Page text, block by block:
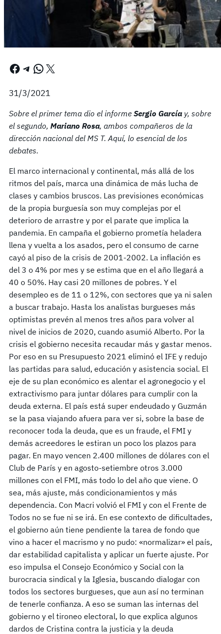
Facebook Telegram WhatsApp X
31/3/2021
Sobre el primer tema dio el informe Sergio García y, sobre
el segundo, Mariano Rosa, ambos compañeros de la
dirección nacional del MS T. Aquí, lo esencial de los
debates.
El marco internacional y continental, más allá de los
ritmos del país, marca una dinámica de más lucha de
clases y cambios bruscos. Las previsiones económicas
de la propia burguesía son muy complejas por el
deterioro de arrastre y por el parate que implica la
pandemia. En campaña el gobierno prometía heladera
llena y vuelta a los asados, pero el consumo de carne
cayó al piso de la crisis de 2001-2002. La inflación es
del 3 o 4% por mes y se estima que en el año llegará a
40 o 50%. Hay casi 20 millones de pobres. Y el
desempleo es de 11 o 12%, con sectores que ya ni salen
a buscar trabajo. Hasta los analistas burgueses más
optimistas prevén al menos tres años para volver al
nivel de inicios de 2020, cuando asumió Alberto. Por la
crisis el gobierno necesita recaudar más y gastar menos.
Por eso en su Presupuesto 2021 eliminó el IFE y redujo
las partidas para salud, educación y asistencia social. El
eje de su plan económico es alentar el agronegocio y el
extractivismo para juntar dólares para cumplir con la
deuda externa. El país está super endeudado y Guzmán
se la pasa viajando afuera para ver si, sobre la base de
reconocer toda la deuda, que es un fraude, el FMI y
demás acreedores le estiran un poco los plazos para
pagar. En mayo vencen 2.400 millones de dólares con el
Club de París y en agosto-setiembre otros 3.000
millones con el FMI, más todo lo del año que viene. O
sea, más ajuste, más condicionamientos y más
dependencia. Con Macri volvió el FMI y con el Frente de
Todos no se fue ni se irá. En ese contexto de dificultades,
el gobierno aún tiene pendiente la tarea de fondo que
vino a hacer el macrismo y no pudo: «normalizar» el país,
dar estabilidad capitalista y aplicar un fuerte ajuste. Por
eso impulsa el Consejo Económico y Social con la
burocracia sindical y la Iglesia, buscando dialogar con
todos los sectores burgueses, que aun así no terminan
de tenerle confianza. A eso se suman las internas del
gobierno y el tironeo electoral, lo que explica algunos
dardos de Cristina contra la justicia y la deuda